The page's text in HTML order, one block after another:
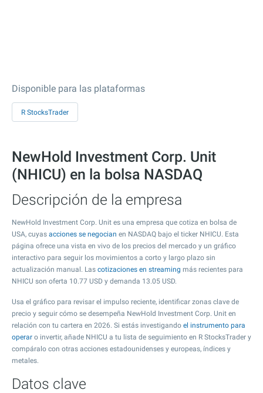
Disponible para las plataformas
R StocksTrader
NewHold Investment Corp. Unit
(NHICU) en la bolsa NASDAQ
Descripción de la empresa
NewHold Investment Corp. Unit es una empresa que cotiza en bolsa de
USA, cuyas acciones se negocian en NASDAQ bajo el ticker NHICU. Esta
página ofrece una vista en vivo de los precios del mercado y un gráfico
interactivo para seguir los movimientos a corto y largo plazo sin
actualización manual. Las cotizaciones en streaming más recientes para
NHICU son oferta 10.77 USD y demanda 13.05 USD.
Usa el gráfico para revisar el impulso reciente, identificar zonas clave de
precio y seguir cómo se desempeña NewHold Investment Corp. Unit en
relación con tu cartera en 2026. Si estás investigando el instrumento para
operar o invertir, añade NHICU a tu lista de seguimiento en R StocksTrader y
compáralo con otras acciones estadounidenses y europeas, índices y
metales.
Datos clave